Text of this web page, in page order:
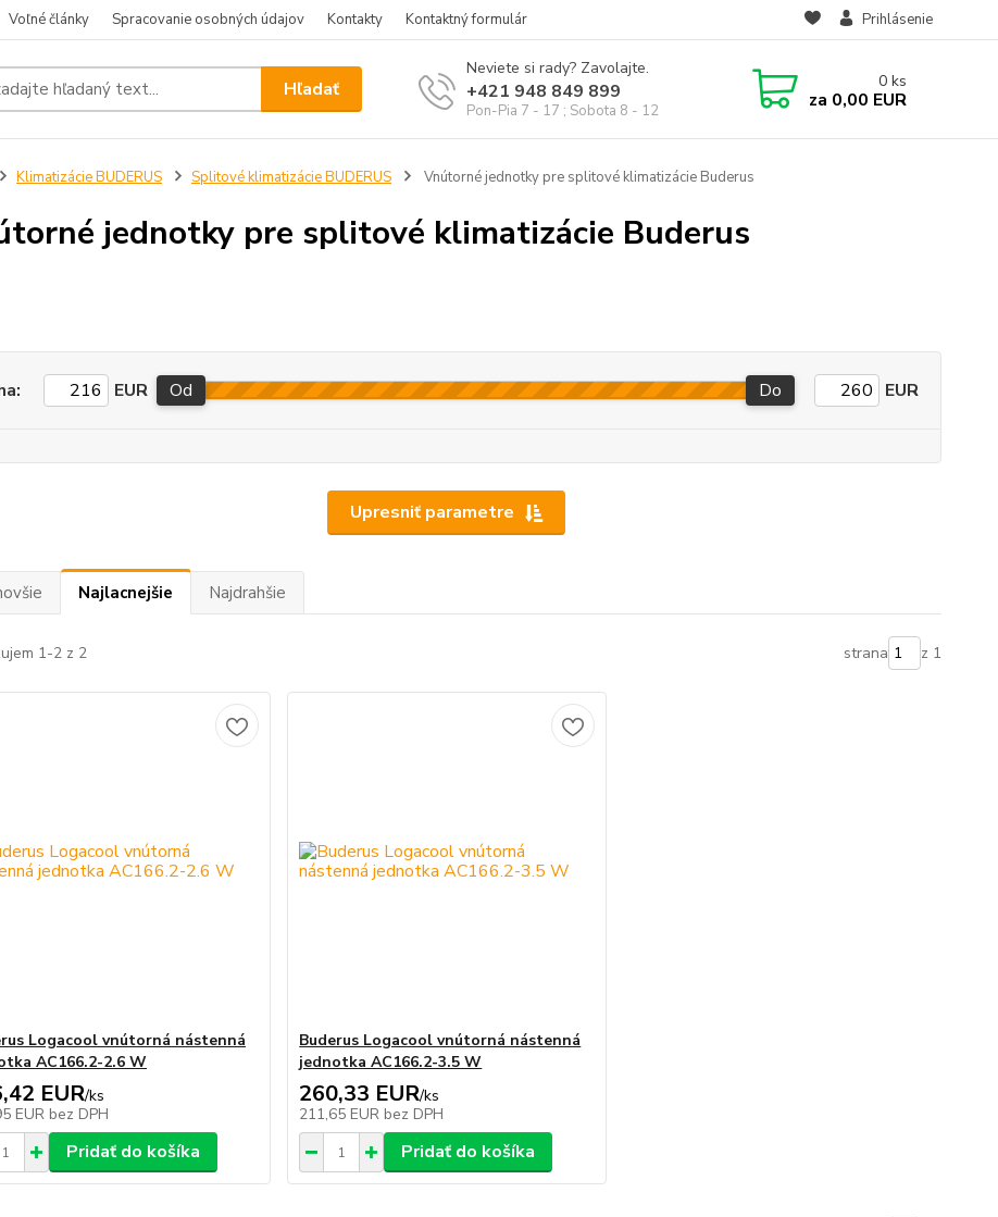
Voľné články Spracovanie osobných údajov Kontakty Kontaktný formulár Prihlásenie
Hľadať
Neviete si rady? Zavolajte.
+421 948 849 899
Pon-Pia 7 - 17 ; Sobota 8 - 12
0 ks
za 0,00 EUR
Klimatizácie BUDERUS Splitové klimatizácie BUDERUS Vnútorné jednotky pre splitové klimatizácie Buderus
jednotky pre splitové klimatizácie Buderus
Upresniť parametre
EUR Od Do EUR
Najlacnejšie Najdrahšie
1-2 z 2 strana z 1
Logacool vnútorná nástenná
AC166.2-2.6 W
EUR/ks
EUR bez DPH
Pridať do košíka
Buderus Logacool vnútorná nástenná
jednotka AC166.2-3.5 W
260,33 EUR/ks
211,65 EUR bez DPH
Pridať do košíka